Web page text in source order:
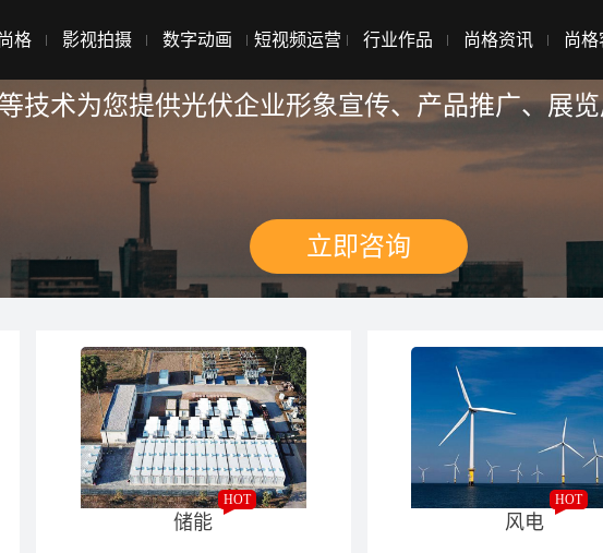
格 影视拍摄 数字动画 短视频运营 行业作品 尚格资讯 尚
作
技术为您提供光伏企业形象宣传、产品推广、展
立即咨询
储能
HOT
风电
HOT